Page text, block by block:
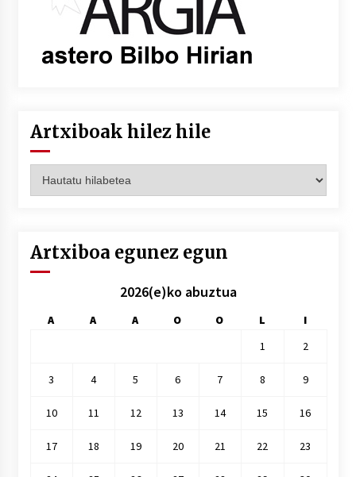
Artxiboak hilez hile
hilez
Artxiboa egunez egun
2026(e)ko abuztua
A A A O O L
I
1
2
3 4 5 6 7 8 9
10 11 12 13 14 15 16
17 18 19 20 21 22 23